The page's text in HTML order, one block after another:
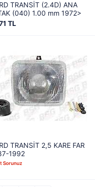
TRANSİT (2.4D) ANA
(040) 1.00 mm 1972>
TL
TRANSİT 2,5 KARE FAR
1992
Sorunuz